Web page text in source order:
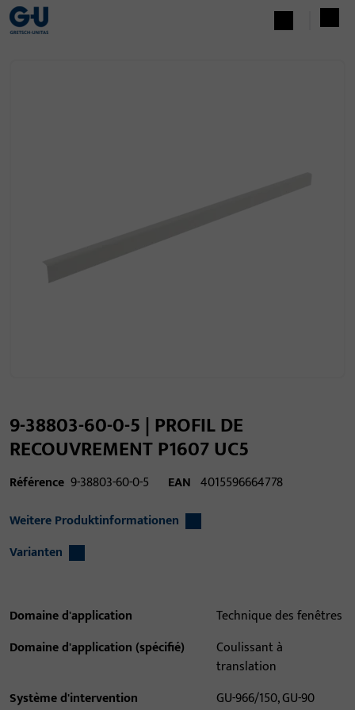
9-38803-60-0-5 | PROFIL DE
RECOUVREMENT P1607 UC5
Référence 9-38803-60-0-5 EAN 4015596664778
Weitere Produktinformationen
Varianten
Domaine d'application
Technique des fenêtres
Domaine d'application (spécifié)
Coulissant à
translation
Système d'intervention
GU-966/150, GU-90